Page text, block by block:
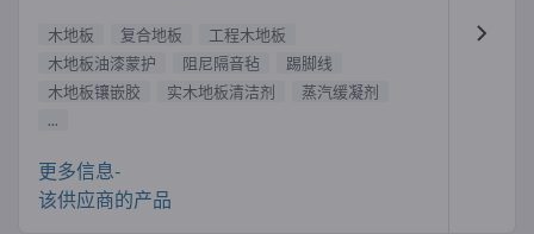
木地板 复合地板
工程木地板
木地板油漆蒙护
阻尼隔音毡
踢脚线
木地板镶嵌胶
实木地板清洁剂
蒸汽缓凝剂
...
更多信息-
该供应商的产品